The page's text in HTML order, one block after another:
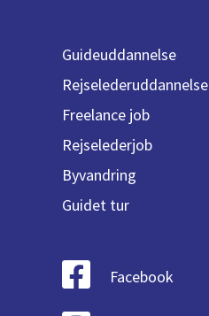
Guideuddannelse
Rejselederuddannelse
Freelance job
Rejselederjob
Byvandring
Guidet tur
Facebook